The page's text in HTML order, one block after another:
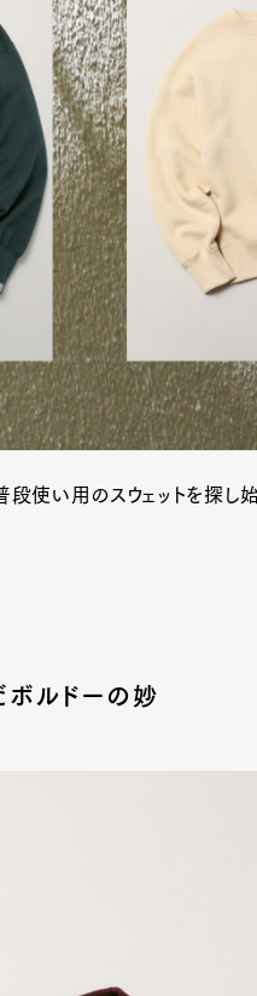
使い用のスウェットを探し
ボルドーの妙